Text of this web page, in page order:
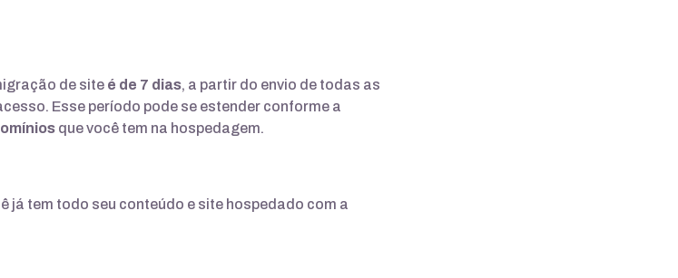
de site é de 7 dias, a partir do envio de todas as
Esse período pode se estender conforme a
que você tem na hospedagem.
já tem todo seu conteúdo e site hospedado com a